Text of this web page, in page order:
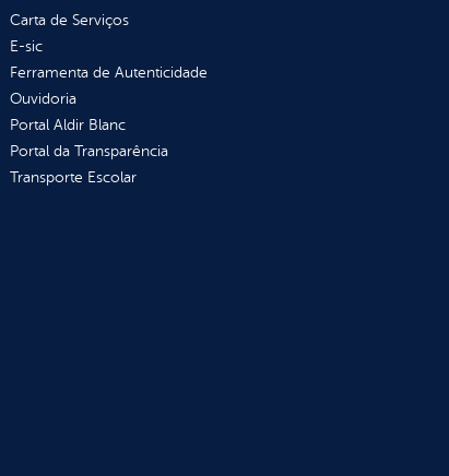
Carta de Serviços
E-sic
Ferramenta de Autenticidade
Ouvidoria
Portal Aldir Blanc
Portal da Transparência
Transporte Escolar